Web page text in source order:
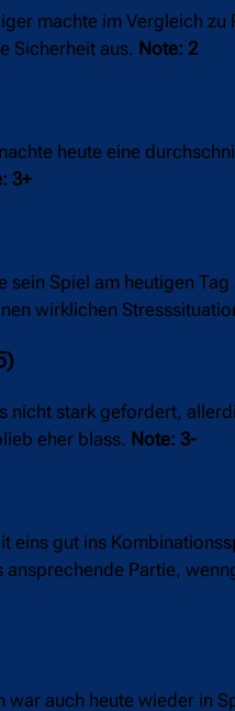
machte im Vergleich
Sicherheit aus. Note: 2
heute eine
3+
Spiel am heutigen
wirklichen
nicht stark gefordert,
eher blass. Note: 3-
eins gut ins
ansprechende Partie,
war auch heute wieder in